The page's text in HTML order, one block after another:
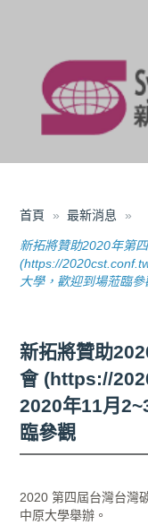
首頁 最新消息
新拓將贊助2020年第
(https://
大學，歡迎到場蒞臨參
新拓將贊助
會 (https://
2020年11月
臨參觀
2020 第四屆台灣台灣
中原大學舉辦。